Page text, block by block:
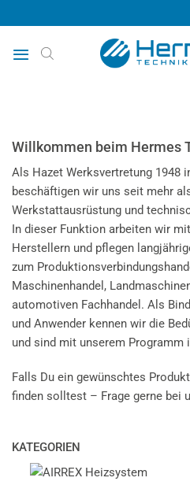
Inhalt
springen
Willkommen beim Hermes
Als Hazet Werksvertretung 1948
beschäftigen wir uns seit mehr
Werkstattausrüstung und
In dieser Funktion arbeiten wir
Herstellern und pflegen
zum
Maschinenhandel,
automotiven Fachhandel. Als
und Anwender kennen wir die
und sind mit unserem Programm
Falls Du ein gewünschtes
finden solltest – Frage gerne bei
KATEGORIEN